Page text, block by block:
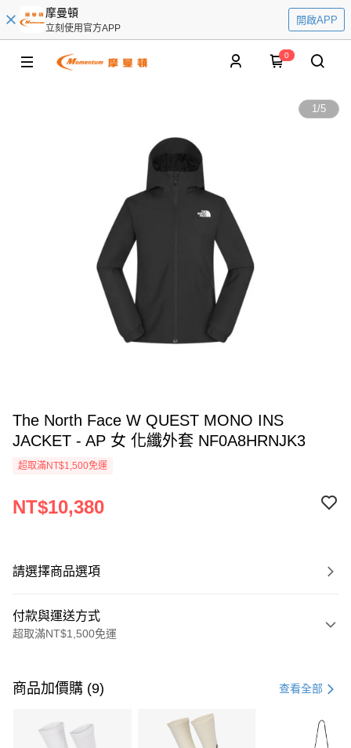
摩曼頓
立刻使用官方APP
開啟APP
0
1/5
The North Face W QUEST MONO INS
JACKET - AP 女 化纖外套 NF0A8HRNJK3
超取滿NT$1,500免運
NT$10,380
請選擇商品選項
付款與運送方式
超取滿NT$1,500免運
信用卡一次付款
3 期 0 利率 每期 21家銀行
商品加價購 (9) 查看全部